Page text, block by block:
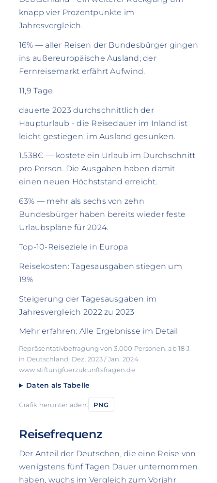
knapp vier Prozentpunkte im
Jahresvergleich.
16% — aller Reisen der Bundesbürger gingen
ins außereuropäische Ausland; der
Fernreisemarkt erfährt Aufwind.
11,9 Tage
dauerte 2023 durchschnittlich der
Haupturlaub - die Reisedauer im Inland ist
leicht gestiegen, im Ausland gesunken.
1.538€ — kostete ein Urlaub im Durchschnitt
pro Person. Die Ausgaben haben damit
einen neuen Höchststand erreicht.
63% — mehr als sechs von zehn
Bundesbürger haben bereits wieder feste
Urlaubspläne für 2024.
Top-10-Reiseziele in Europa
Reisekosten: Tagesausgaben stiegen um
19%
Steigerung der Tagesausgaben im
Jahresvergleich 2022 zu 2023
Mehr erfahren: Alle Ergebnisse im Detail
Repräsentativbefragung von 3.000 Personen. ab 18 J.
in Deutschland, Dez. 2023 / Jan. 2024
www.stiftungfuerzukunftsfragen.de
Daten als Tabelle
Grafik herunterladen: PNG
Reisefrequenz
Der Anteil der Deutschen, die eine Reise von
wenigstens fünf Tagen Dauer unternommen
haben, wuchs im Vergleich zum Vorjahr